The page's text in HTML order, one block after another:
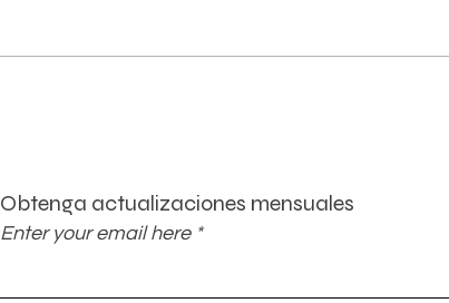
Obtenga actualizaciones mensuales
Enter your email here